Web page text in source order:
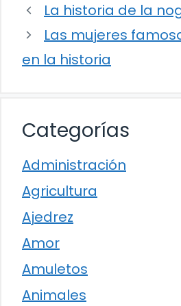
La historia de la
Las mujeres
en la historia
Categorías
Administración
Agricultura
Ajedrez
Amor
Amuletos
Animales